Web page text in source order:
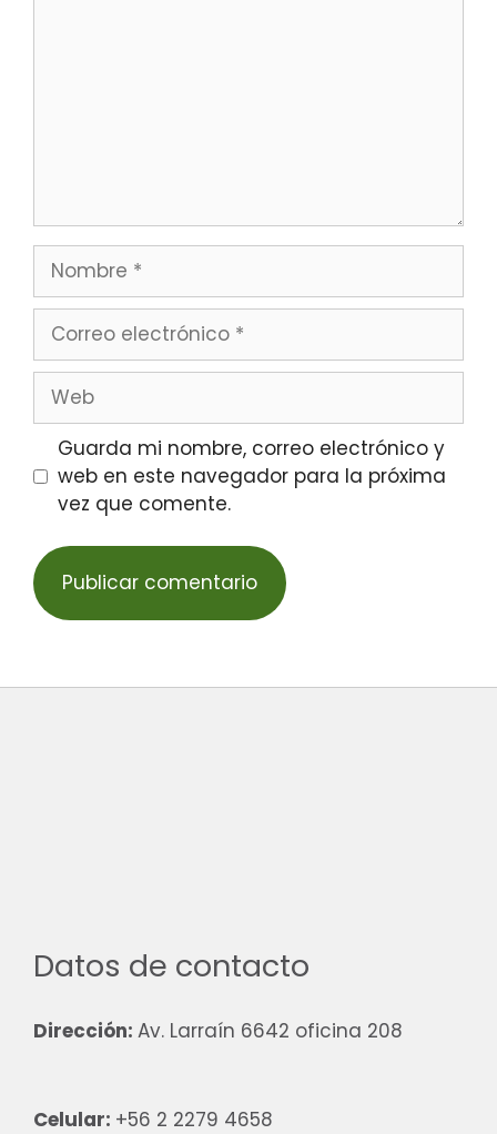
Guarda mi nombre, correo electrónico y
web en este navegador para la próxima
vez que comente.
Datos de contacto
Dirección: Av. Larraín 6642 oficina 208
Celular: +56 2 2279 4658